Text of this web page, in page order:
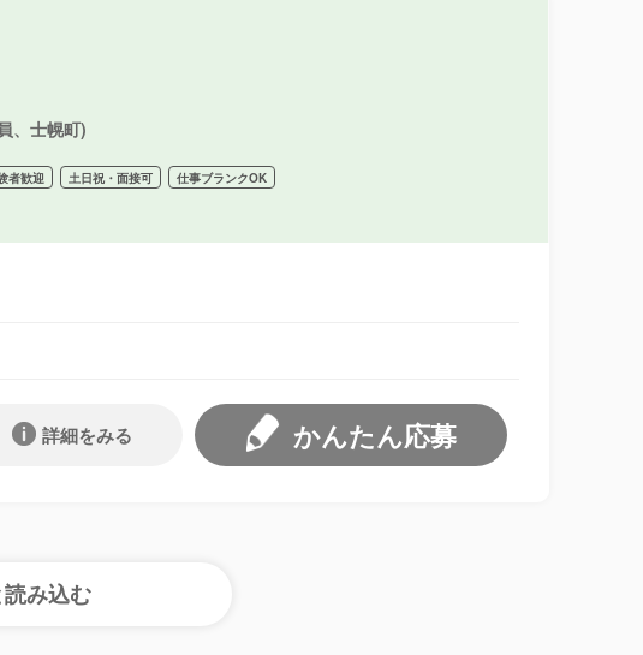
、士幌町)
者歓迎 土日祝・面接可 仕事ブランクOK
かんたん応募
詳細をみる